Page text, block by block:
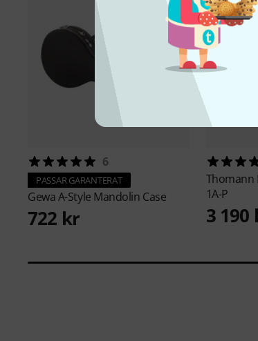
6
PASSAR GARANTERAT
GewaA-Style Mandolin Case
722 kr
Thomann
1A-P
3 190